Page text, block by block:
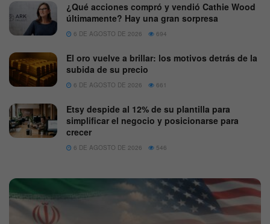
¿Qué acciones compró y vendió Cathie Wood
últimamente? Hay una gran sorpresa
6 DE AGOSTO DE 2026 694
El oro vuelve a brillar: los motivos detrás de la
subida de su precio
6 DE AGOSTO DE 2026 661
Etsy despide al 12% de su plantilla para
simplificar el negocio y posicionarse para
crecer
6 DE AGOSTO DE 2026 546